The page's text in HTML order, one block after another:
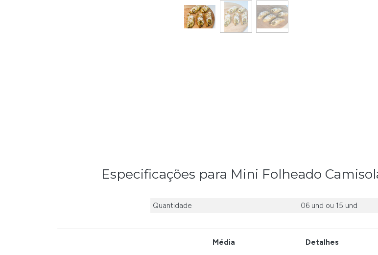
Especificações para Mini Folheado
Quantidade 06 und ou 15 und
Média Detalhes